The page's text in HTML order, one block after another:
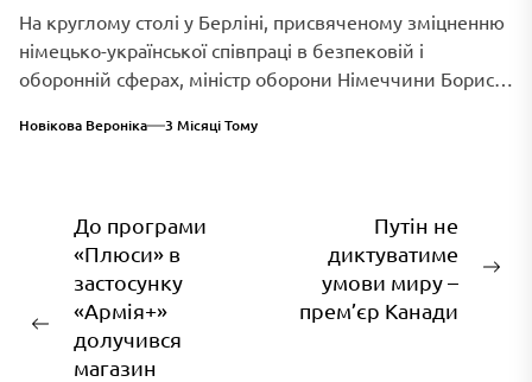
На круглому столі у Берліні, присвяченому зміцненню
німецько-української співпраці в безпековій і
оборонній сферах, міністр оборони Німеччини Борис
Новікова Вероніка 3 Місяці Тому
Навігація
записів
Попередній
запис:
До програми
«Плюси» в
застосунку
«Армія+»
долучився
магазин
Путін не
диктуватиме
умови миру –
прем’єр Канади